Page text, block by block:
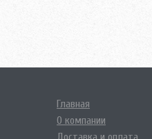
Главная
О компании